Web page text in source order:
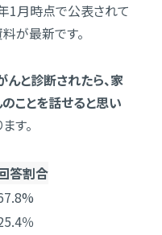
1月時点で公表されて
が最新です。
と診断されたら、家
ことを話せると思い
す。
答割合
％